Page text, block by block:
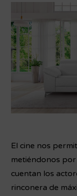
El cine nos
metiéndonos
cuentan los
rinconera de